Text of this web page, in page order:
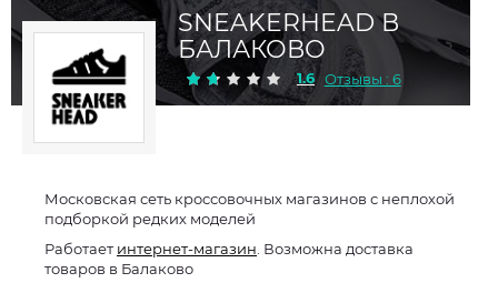
SNEAKERHEAD В
БАЛАКОВО
1.6 Отзывы : 6
Московская сеть кроссовочных магазинов с неплохой
подборкой редких моделей
Работаетинтернет-магазин . Возможна доставка
товаров в Балаково